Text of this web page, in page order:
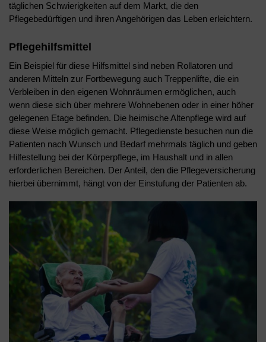
täglichen Schwierigkeiten auf dem Markt, die den
Pflegebedürftigen und ihren Angehörigen das Leben erleichtern.
Pflegehilfsmittel
Ein Beispiel für diese Hilfsmittel sind neben Rollatoren und
anderen Mitteln zur Fortbewegung auch Treppenlifte, die ein
Verbleiben in den eigenen Wohnräumen ermöglichen, auch
wenn diese sich über mehrere Wohnebenen oder in einer höher
gelegenen Etage befinden. Die heimische Altenpflege wird auf
diese Weise möglich gemacht. Pflegedienste besuchen nun die
Patienten nach Wunsch und Bedarf mehrmals täglich und geben
Hilfestellung bei der Körperpflege, im Haushalt und in allen
erforderlichen Bereichen. Der Anteil, den die Pflegeversicherung
hierbei übernimmt, hängt von der Einstufung der Patienten ab.